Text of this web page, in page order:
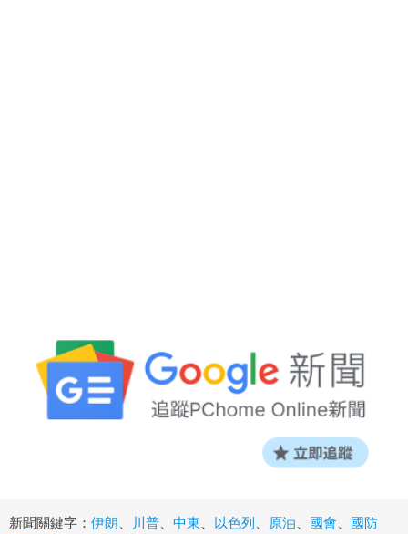
新聞關鍵字： 伊朗 、 川普、 中東、 以色列 、 原油、 國會、
國防